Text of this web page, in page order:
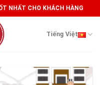
NHẤT CHO KHÁCH HÀNG
Tiếng Việt